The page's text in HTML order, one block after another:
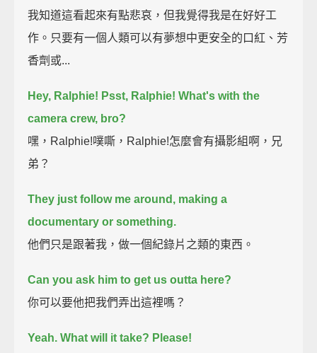
我知道這看起來有點悲哀，但我覺得我是在好好工
作。只要有一個人類可以有夢想中更安全的口紅、芳
香劑或...
Hey, Ralphie! Psst, Ralphie! What's with the
camera crew, bro?
嘿，Ralphie!噗嘶，Ralphie!怎麼會有攝影組啊，兄
弟？
They just follow me around, making a
documentary or something.
他們只是跟著我，做一個紀錄片之類的東西。
Can you ask him to get us outta here?
你可以要他把我們弄出這裡嗎？
Yeah. What will it take? Please!